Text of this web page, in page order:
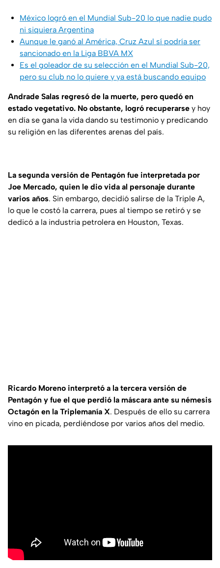
México logró en el Mundial Sub-20 lo que nadie pudo
ni siquiera Argentina
Aunque le ganó al América, Cruz Azul sí podría ser
sancionado en la Liga BBVA MX
Es el goleador de su selección en el Mundial Sub-20,
pero su club no lo quiere y ya está buscando equipo
Andrade Salas regresó de la muerte, pero quedó en
estado vegetativo. No obstante, logró recuperarse y hoy
en día se gana la vida dando su testimonio y predicando
su religión en las diferentes arenas del país.
La segunda versión de Pentagón fue interpretada por
Joe Mercado, quien le dio vida al personaje durante
varios años. Sin embargo, decidió salirse de la Triple A,
lo que le costó la carrera, pues al tiempo se retiró y se
dedicó a la industria petrolera en Houston, Texas.
Ricardo Moreno interpretó a la tercera versión de
Pentagón y fue el que perdió la máscara ante su némesis
Octagón en la Triplemanía X. Después de ello su carrera
vino en picada, perdiéndose por varios años del medio.